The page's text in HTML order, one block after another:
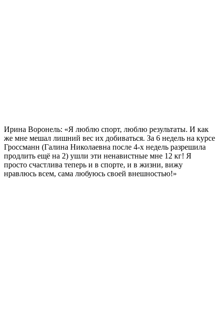
Ирина Воронель: «Я люблю спорт, люблю результаты. И как
же мне мешал лишний вес их добиваться. За 6 недель на курсе
Гроссманн (Галина Николаевна после 4-х недель разрешила
продлить ещё на 2) ушли эти ненавистные мне 12 кг! Я
просто счастлива теперь и в спорте, и в жизни, вижу
нравлюсь всем, сама любуюсь своей внешностью!»